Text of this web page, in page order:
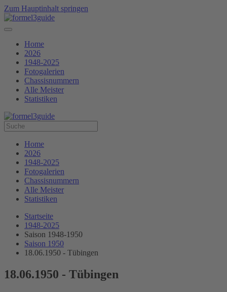
Zum Hauptinhalt springen
Home
2026
1948-2025
Fotogalerien
Chassisnummern
Alle Meister
Statistiken
Home
2026
1948-2025
Fotogalerien
Chassisnummern
Alle Meister
Statistiken
Startseite
1948-2025
Saison 1948-1950
Saison 1950
18.06.1950 - Tübingen
18.06.1950 - Tübingen